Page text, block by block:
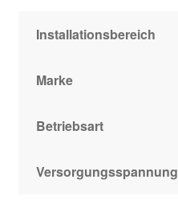
Installationsbereich
Marke
Betriebsart
Versorgungsspannung